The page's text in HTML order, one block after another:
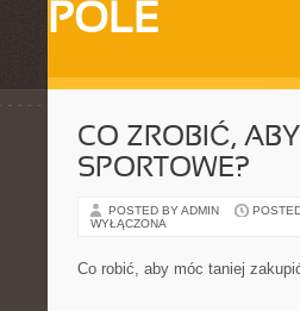
POLE
CO ZROBIĆ,
SPORTOWE?
POSTED BY ADMIN
WYŁĄCZONA
Co robić, aby móc taniej